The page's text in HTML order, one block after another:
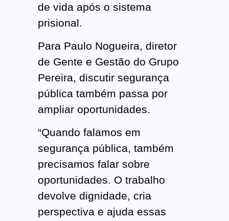
de vida após o sistema
prisional.
Para Paulo Nogueira, diretor
de Gente e Gestão do Grupo
Pereira, discutir segurança
pública também passa por
ampliar oportunidades.
“Quando falamos em
segurança pública, também
precisamos falar sobre
oportunidades. O trabalho
devolve dignidade, cria
perspectiva e ajuda essas